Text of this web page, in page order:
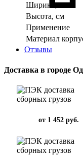
Ширина, см
Высота, см
Применение
Материал
Отзывы
Доставка в городе
от 1 452 руб.